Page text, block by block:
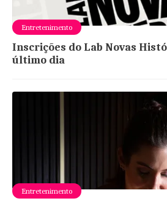
Entretenimento
Inscrições do Lab Novas
último dia
Entretenimento